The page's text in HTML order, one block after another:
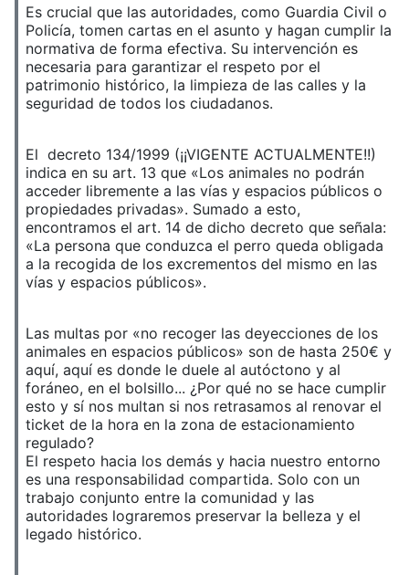
Es crucial que las autoridades, como Guardia Civil o
Policía, tomen cartas en el asunto y hagan cumplir la
normativa de forma efectiva. Su intervención es
necesaria para garantizar el respeto por el
patrimonio histórico, la limpieza de las calles y la
seguridad de todos los ciudadanos.
El decreto 134/1999 (¡¡VIGENTE ACTUALMENTE!!)
indica en su art. 13 que «Los animales no podrán
acceder libremente a las vías y espacios públicos o
propiedades privadas». Sumado a esto,
encontramos el art. 14 de dicho decreto que señala:
«La persona que conduzca el perro queda obligada
a la recogida de los excrementos del mismo en las
vías y espacios públicos».
Las multas por «no recoger las deyecciones de los
animales en espacios públicos» son de hasta 250€ y
aquí, aquí es donde le duele al autóctono y al
foráneo, en el bolsillo... ¿Por qué no se hace cumplir
esto y sí nos multan si nos retrasamos al renovar el
ticket de la hora en la zona de estacionamiento
regulado?
El respeto hacia los demás y hacia nuestro entorno
es una responsabilidad compartida. Solo con un
trabajo conjunto entre la comunidad y las
autoridades lograremos preservar la belleza y el
legado histórico.